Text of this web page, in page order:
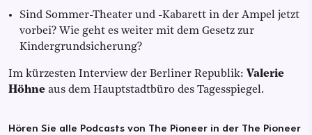
Sind Sommer-Theater und -Kabarett in der Ampel jetzt
vorbei? Wie geht es weiter mit dem Gesetz zur
Kindergrundsicherung?
Im kürzesten Interview der Berliner Republik: Valerie
Höhne aus dem Hauptstadtbüro des Tagesspiegel.
Hören Sie alle Podcasts von The Pioneer in der The Pioneer